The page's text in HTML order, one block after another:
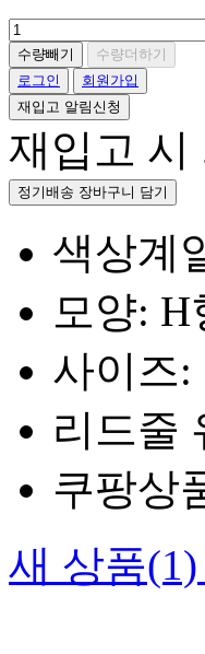
수량빼기
수량더하기
로그인
회원가입
재입고 알림신청
재입고 시
정기배송 장바구니 담기
색상계
모양: H
사이즈:
리드줄
쿠팡상
새 상품(1)